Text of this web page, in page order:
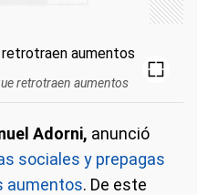
retrotraen aumentos
Adorni, anunció
sociales y prepagas
aumentos. De este